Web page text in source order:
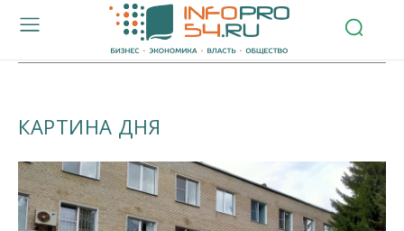
КАРТИНА ДНЯ